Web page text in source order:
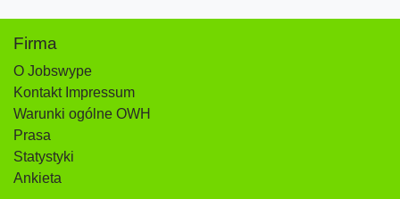
Firma
O Jobswype
Kontakt Impressum
Warunki ogólne OWH
Prasa
Statystyki
Ankieta